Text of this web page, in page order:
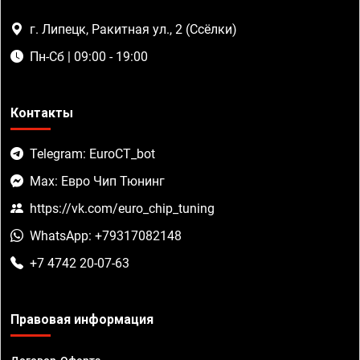
г. Липецк, Ракитная ул., 2 (Ссёлки)
Пн-Сб | 09:00 - 19:00
Контакты
Telegram: EuroCT_bot
Max: Евро Чип Тюнинг
https://vk.com/euro_chip_tuning
WhatsApp: +79317082148
+7 4742 20-07-63
Правовая информация